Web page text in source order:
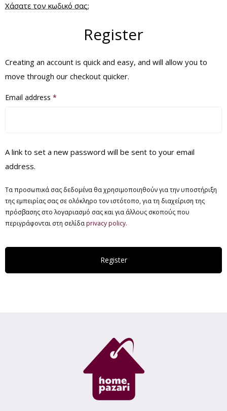
Χάσατε τον κωδικό σας;
Register
Creating an account is quick and easy, and will allow you to
move through our checkout quicker.
Email address *
A link to set a new password will be sent to your email
address.
Τα προσωπικά σας δεδομένα θα χρησιμοποιηθούν για την υποστήριξη
της εμπειρίας σας σε ολόκληρο τον ιστότοπο, για τη διαχείριση της
πρόσβασης στο λογαριασμό σας και για άλλους σκοπούς που
περιγράφονται στη σελίδαprivacy policy.
Register